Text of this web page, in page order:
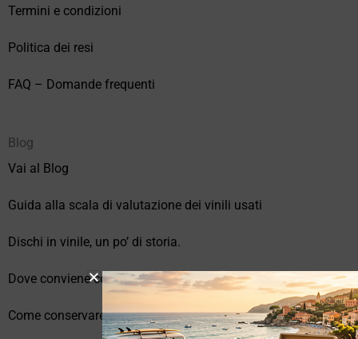
Termini e condizioni
Politica dei resi
FAQ – Domande frequenti
Blog
Vai al Blog
Guida alla scala di valutazione dei vinili usati
Dischi in vinile, un po’ di storia.
Dove conviene comprare vinili online?
Come conservare correttamente i vinili usati